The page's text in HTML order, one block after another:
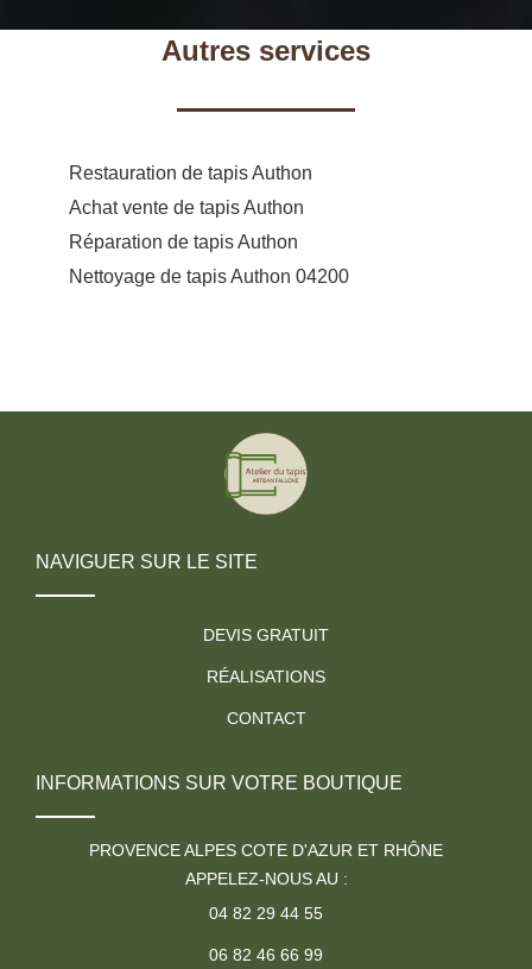
Autres services
Restauration de tapis Authon
Achat vente de tapis Authon
Réparation de tapis Authon
Nettoyage de tapis Authon 04200
NAVIGUER SUR LE SITE
DEVIS GRATUIT
RÉALISATIONS
CONTACT
INFORMATIONS SUR VOTRE BOUTIQUE
PROVENCE ALPES COTE D'AZUR ET RHÔNE
APPELEZ-NOUS AU :
04 82 29 44 55
06 82 46 66 99